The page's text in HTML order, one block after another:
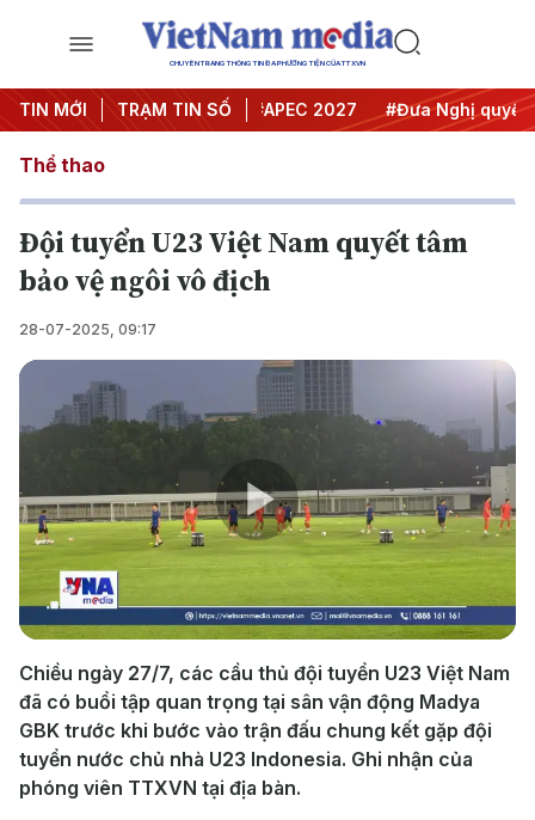
CHUYÊN TRANG THÔNG TIN ĐA PHƯƠNG TIỆN CỦA TTXVN
TIN MỚI TRẠM TIN SỐ
nghị Trung ương 3 #APEC 2027 #Đưa Nghị quyết
Thể thao
Đội tuyển U23 Việt Nam quyết tâm
bảo vệ ngôi vô địch
28-07-2025, 09:17
Play
Video
Chiều ngày 27/7, các cầu thủ đội tuyển U23 Việt Nam
đã có buổi tập quan trọng tại sân vận động Madya
GBK trước khi bước vào trận đấu chung kết gặp đội
tuyển nước chủ nhà U23 Indonesia. Ghi nhận của
phóng viên TTXVN tại địa bàn.